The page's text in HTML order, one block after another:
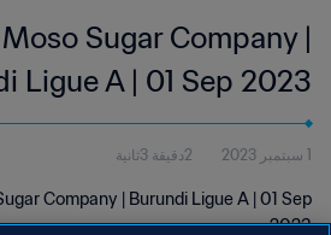
Moso Sugar Company |
Ligue A | 01 Sep 2023
1 سبتمبر 2023 2دقيقة 3ثانية
Company | Burundi Ligue A | 01 Sep
2023